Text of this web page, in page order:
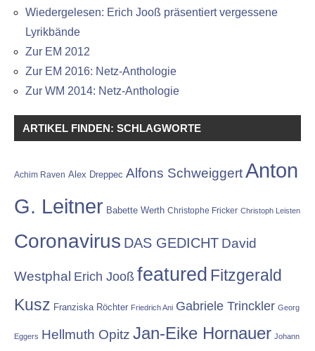
Wiedergelesen: Erich Jooß präsentiert vergessene
Lyrikbände
Zur EM 2012
Zur EM 2016: Netz-Anthologie
Zur WM 2014: Netz-Anthologie
ARTIKEL FINDEN: SCHLAGWORTE
Achim Raven Alex Dreppec Alfons SchweiggertAnton
G. Leitner Babette Werth Christophe Fricker Christoph Leisten
Coronavirus DAS GEDICHT David
Westphal Erich Jooß featured Fitzgerald
Kusz Franziska Röchter Friedrich Ani Gabriele Trinckler Georg
Eggers Hellmuth Opitz Jan-Eike Hornauer Johann